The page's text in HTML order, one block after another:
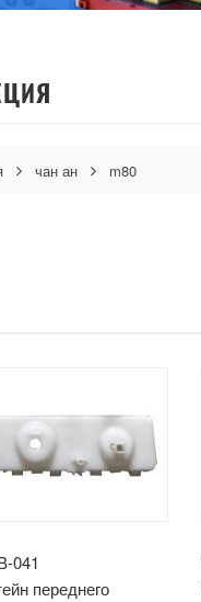
чан ан m80
041
переднего